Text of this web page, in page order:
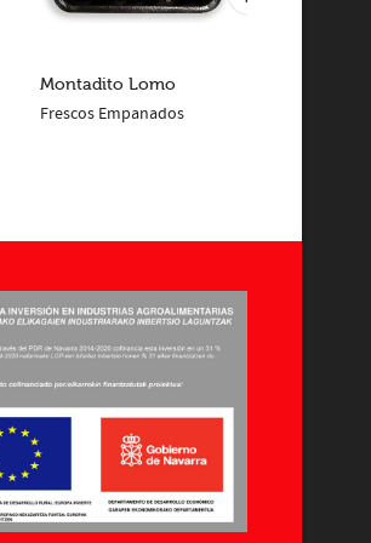
LEER MÁS
Montadito Lomo
Frescos Empanados